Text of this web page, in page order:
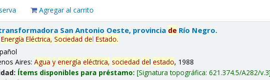
Agregar al carrito
San Antonio Oeste, provincia de Río Negro.
Energía Eléctrica, Sociedad delEstado.
Aires:Agua y energía eléctrica, sociedad delestado, 1988
Ítems disponibles para préstamo: Signatura topográfica:621.374.5/A282/v.3